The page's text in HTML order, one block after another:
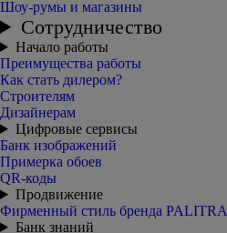
Шоу-румы и магазины
Сотрудничество
Начало работы
Преимущества работы
Как стать дилером?
Строителям
Дизайнерам
Цифровые сервисы
Банк изображений
Примерка обоев
QR-коды
Продвижение
Фирменный стиль бренда PALITRA
Банк знаний